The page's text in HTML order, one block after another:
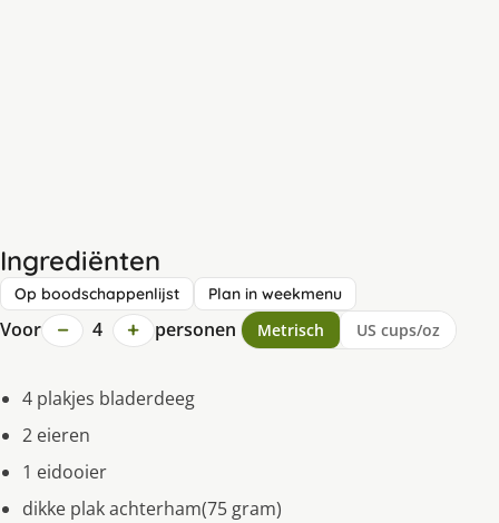
Ingrediënten
Op boodschappenlijst Plan in weekmenu
Voor − 4 + personen Metrisch US cups/oz
4 plakjes bladerdeeg
2 eieren
1 eidooier
dikke plak achterham(75 gram)